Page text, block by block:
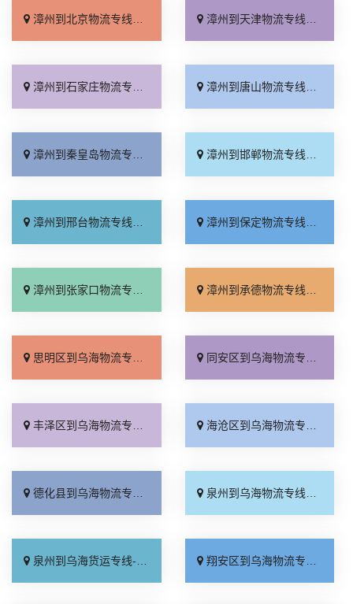
漳州到北京物流专线_收费标准「服务周到」 漳州到天津物流专线_直达特快专线「需要几天」
漳州到石家庄物流专线_专线快运「全境到达」 漳州到唐山物流专线_高速快运「快速响应」
漳州到秦皇岛物流专线_资质齐全「急你所需」 漳州到邯郸物流专线_全境到达「托运放心」
漳州到邢台物流专线_运价行情「高效快运」 漳州到保定物流专线_准时到货「全程直达」
漳州到张家口物流专线_来电咨询「直通专线」 漳州到承德物流专线_收费标准「合同承运」
思明区到乌海物流专线_整车配货「快速响应」 同安区到乌海物流专线_直达特快专线「保证时效」
丰泽区到乌海物流专线_合同承运「送货上门」 海沧区到乌海物流专线_计费标准「直达往返」
德化县到乌海物流专线_快速响应「高效快运」 泉州到乌海物流专线_限时必达「每日发车」
泉州到乌海货运专线-泉州到乌海物流公司_服务周到「快运直达」 翔安区到乌海物流专线_运费多少「按时送达」